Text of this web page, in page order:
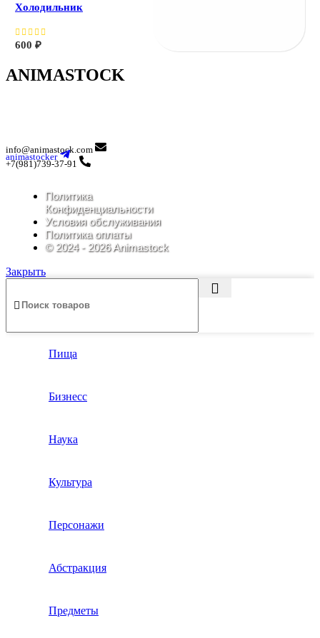
Холодильник
600 ₽
ANIMASTOCK
info@animastock.com
animastocker
+7(981)739-37-91
Политика
Конфиденциальности
Условия обслуживания
Политика оплаты
© 2024 - 2026 Animastock
Закрыть
Пища
Бизнесс
Наука
Культура
Персонажи
Абстракция
Предметы